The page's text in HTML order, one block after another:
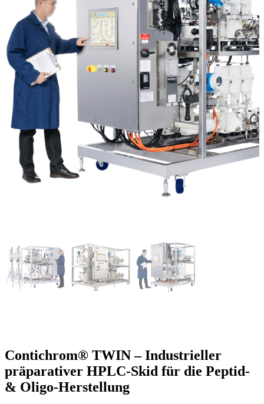
Contichrom® TWIN – Industrieller
präparativer HPLC-Skid für die Peptid-
& Oligo-Herstellung